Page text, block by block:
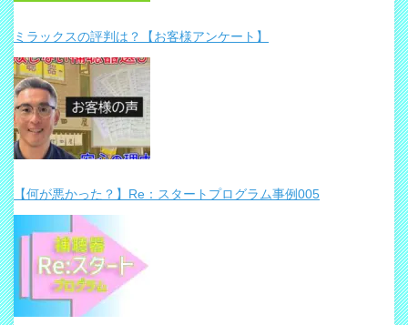
ミラックスの評判は？【お客様アンケート】
【何が悪かった？】Re：スタートプログラム事例005